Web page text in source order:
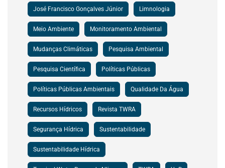
José Francisco Gonçalves Júnior Limnologia
Meio Ambiente Monitoramento Ambiental
Mudanças Climáticas Pesquisa Ambiental
Pesquisa Científica Políticas Públicas
Políticas Públicas Ambientais Qualidade Da Água
Recursos Hídricos Revista TWRA
Segurança Hídrica Sustentabilidade
Sustentabilidade Hídrica